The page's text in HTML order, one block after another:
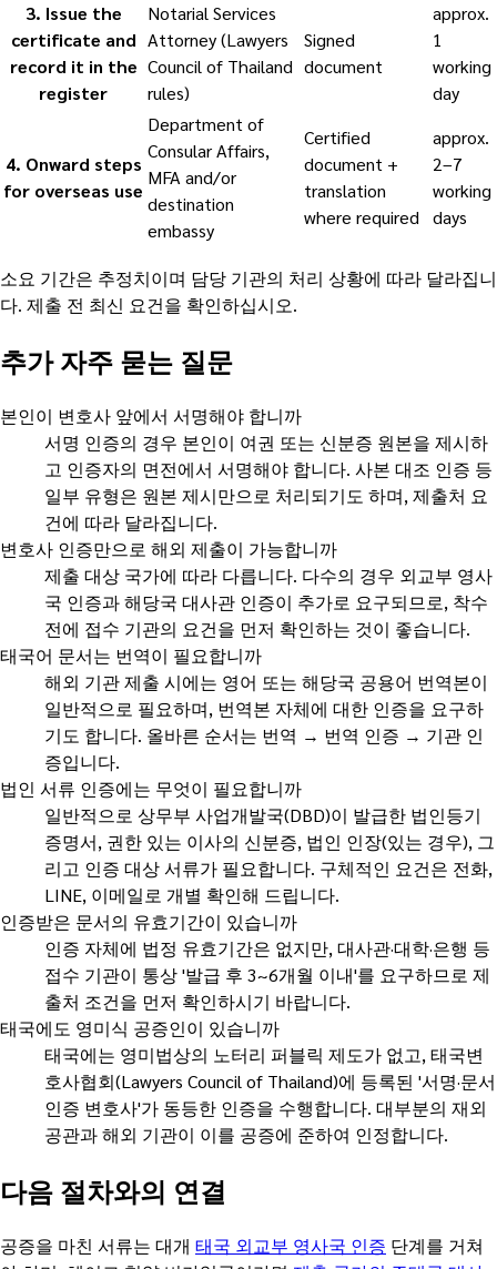
3. Issue the
certificate and
record it in the
register
Notarial Services
Attorney (Lawyers
Council of Thailand
rules)
Signed
document
approx.
1
working
day
4. Onward steps
for overseas use
Department of
Consular Affairs,
MFA and/or
destination
embassy
Certified
document +
translation
where required
approx.
2–7
working
days
소요 기간은 추정치이며 담당 기관의 처리 상황에 따라 달라집니
다. 제출 전 최신 요건을 확인하십시오.
추가 자주 묻는 질문
본인이 변호사 앞에서 서명해야 합니까
서명 인증의 경우 본인이 여권 또는 신분증 원본을 제시하
고 인증자의 면전에서 서명해야 합니다. 사본 대조 인증 등
일부 유형은 원본 제시만으로 처리되기도 하며, 제출처 요
건에 따라 달라집니다.
변호사 인증만으로 해외 제출이 가능합니까
제출 대상 국가에 따라 다릅니다. 다수의 경우 외교부 영사
국 인증과 해당국 대사관 인증이 추가로 요구되므로, 착수
전에 접수 기관의 요건을 먼저 확인하는 것이 좋습니다.
태국어 문서는 번역이 필요합니까
해외 기관 제출 시에는 영어 또는 해당국 공용어 번역본이
일반적으로 필요하며, 번역본 자체에 대한 인증을 요구하
기도 합니다. 올바른 순서는 번역 → 번역 인증 → 기관 인
증입니다.
법인 서류 인증에는 무엇이 필요합니까
일반적으로 상무부 사업개발국(DBD)이 발급한 법인등기
증명서, 권한 있는 이사의 신분증, 법인 인장(있는 경우), 그
리고 인증 대상 서류가 필요합니다. 구체적인 요건은 전화,
LINE, 이메일로 개별 확인해 드립니다.
인증받은 문서의 유효기간이 있습니까
인증 자체에 법정 유효기간은 없지만, 대사관·대학·은행 등
접수 기관이 통상 '발급 후 3~6개월 이내'를 요구하므로 제
출처 조건을 먼저 확인하시기 바랍니다.
태국에도 영미식 공증인이 있습니까
태국에는 영미법상의 노터리 퍼블릭 제도가 없고, 태국변
호사협회(Lawyers Council of Thailand)에 등록된 '서명·문서
인증 변호사'가 동등한 인증을 수행합니다. 대부분의 재외
공관과 해외 기관이 이를 공증에 준하여 인정합니다.
다음 절차와의 연결
공증을 마친 서류는 대개 태국 외교부 영사국 인증 단계를 거쳐